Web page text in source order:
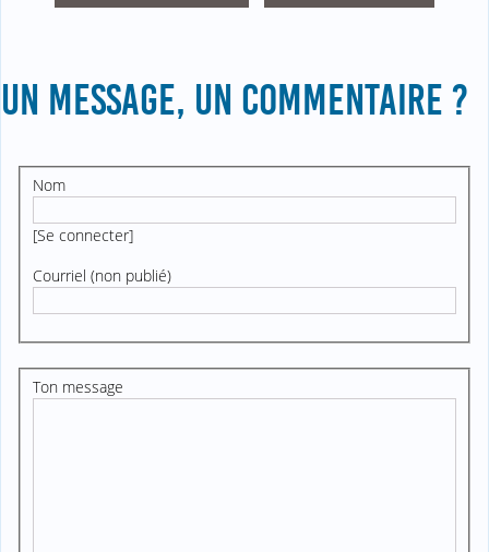
UN MESSAGE, UN COMMENTAIRE ?
Nom
[Se connecter]
Courriel (non publié)
Ton message